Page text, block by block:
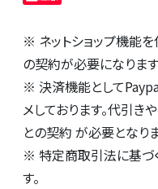
※ ネットショップ機能
の契約が必要になります
※ 決済機能として
メしております。代引
との契約 が必要となりま
※ 特定商取引法に基づ
す。